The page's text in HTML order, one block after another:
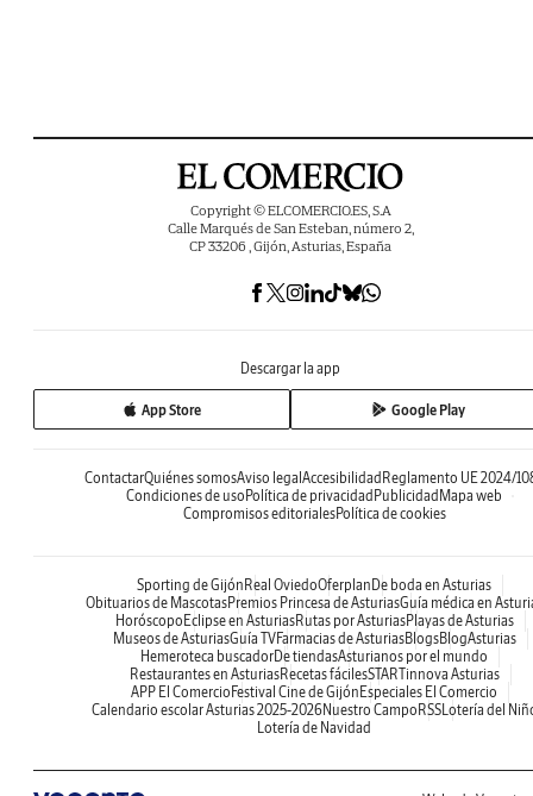
Copyright © ELCOMERCIO.ES, S.A
Calle Marqués de San Esteban, número 2,
CP 33206 , Gijón, Asturias, España
Descargar la app
App Store Google Play
ContactarQuiénes somosAviso legal Accesibilidad Reglamento UE 2024/
Condiciones de uso Política de privacidad Publicidad Mapa web
Compromisos editorialesPolítica de cookies
Sporting de Gijón Real OviedoOferplan De boda en Asturias
Obituarios de MascotasPremios Princesa de AsturiasGuía médica en
Horóscopo Eclipse en AsturiasRutas por AsturiasPlayas de Asturias
Museos de AsturiasGuía TVFarmacias de AsturiasBlogsBlogAsturias
Hemeroteca buscadorDe tiendasAsturianos por el mundo
Restaurantes en AsturiasRecetas fácilesSTARTinnova Asturias
APP El Comercio Festival Cine de Gijón Especiales El Comercio
Calendario escolar Asturias 2025-2026Nuestro Campo RSSLotería del
Lotería de Navidad